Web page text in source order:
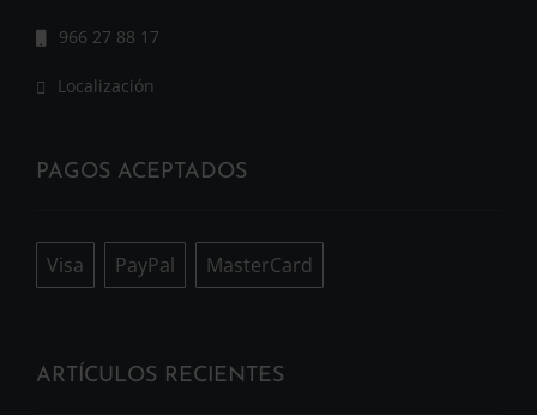
966 27 88 17
Localización
PAGOS ACEPTADOS
Visa PayPal MasterCard
ARTÍCULOS RECIENTES